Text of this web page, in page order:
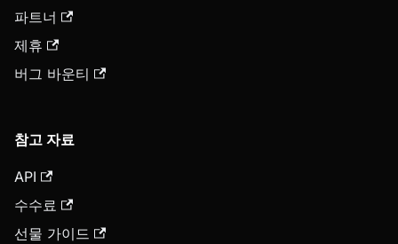
파트너
제휴
버그 바운티
참고 자료
API
수수료
선물 가이드